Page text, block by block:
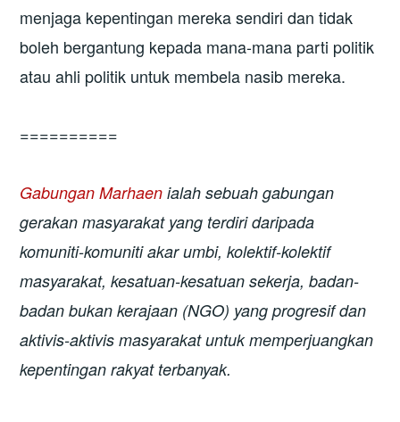
menjaga kepentingan mereka sendiri dan tidak
boleh bergantung kepada mana-mana parti politik
atau ahli politik untuk membela nasib mereka.
==========
Gabungan Marhaen ialah sebuah gabungan
gerakan masyarakat yang terdiri daripada
komuniti-komuniti akar umbi, kolektif-kolektif
masyarakat, kesatuan-kesatuan sekerja, badan-
badan bukan kerajaan (NGO) yang progresif dan
aktivis-aktivis masyarakat untuk memperjuangkan
kepentingan rakyat terbanyak.